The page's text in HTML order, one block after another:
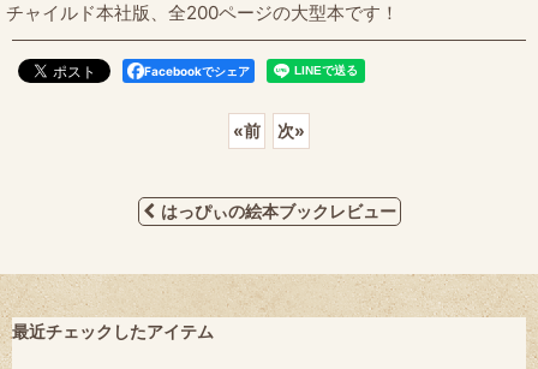
チャイルド本社版、全200ページの大型本です！
Facebookでシェア
«前 次»
はっぴぃの絵本ブックレビュー
最近チェックしたアイテム